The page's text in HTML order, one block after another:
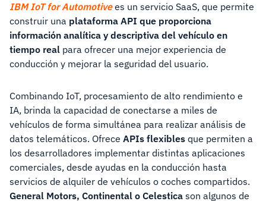
IBM IoT for Automotivees un servicio SaaS, que permite
construir una plataforma API que proporciona
información analítica y descriptiva del vehículo en
tiempo real para ofrecer una mejor experiencia de
conducción y mejorar la seguridad del usuario.
Combinando IoT, procesamiento de alto rendimiento e
IA, brinda la capacidad de conectarse a miles de
vehículos de forma simultánea para realizar análisis de
datos telemáticos. Ofrece APIs flexibles que permiten a
los desarrolladores implementar distintas aplicaciones
comerciales, desde ayudas en la conducción hasta
servicios de alquiler de vehículos o coches compartidos.
General Motors, Continental o Celestica son algunos de